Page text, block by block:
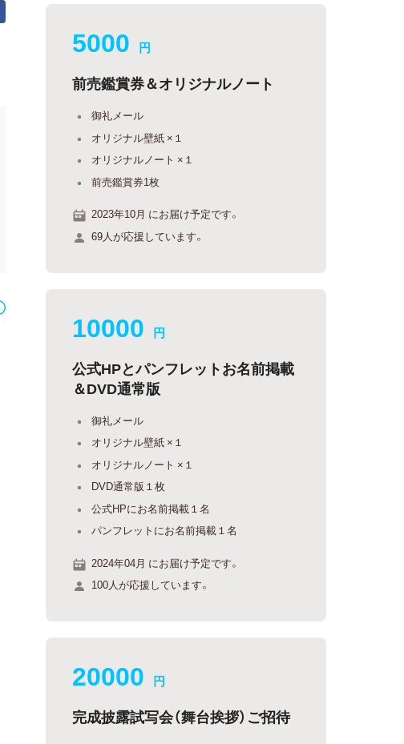
5000 円
前売鑑賞券＆オリジナルノート
御礼メール
オリジナル壁紙 ×１
オリジナルノート ×１
前売鑑賞券1枚
2023年10月 にお届け予定です。
69人が応援しています。
10000 円
公式HPとパンフレットお名前掲載
＆DVD通常版
御礼メール
オリジナル壁紙 ×１
オリジナルノート ×１
DVD通常版１枚
公式HPにお名前掲載１名
パンフレットにお名前掲載１名
2024年04月 にお届け予定です。
100人が応援しています。
20000 円
完成披露試写会（舞台挨拶）ご招待